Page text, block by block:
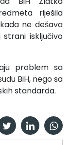
riješila
ne dešava
isključivo
problem sa
BiH, nego sa
standarda.